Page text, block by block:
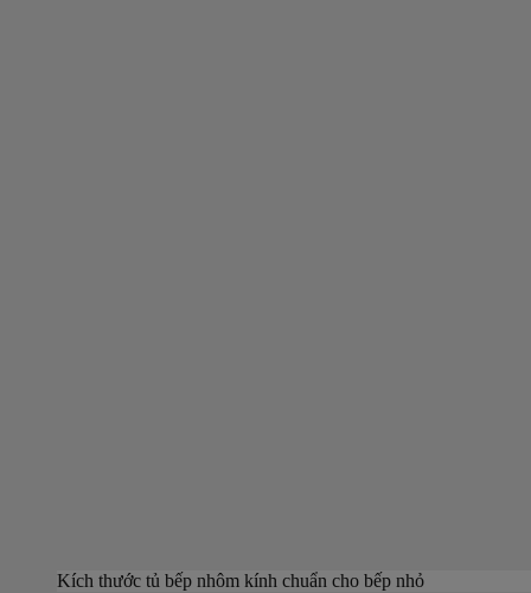
Kích thước tủ bếp nhôm kính chuẩn cho bếp nhỏ